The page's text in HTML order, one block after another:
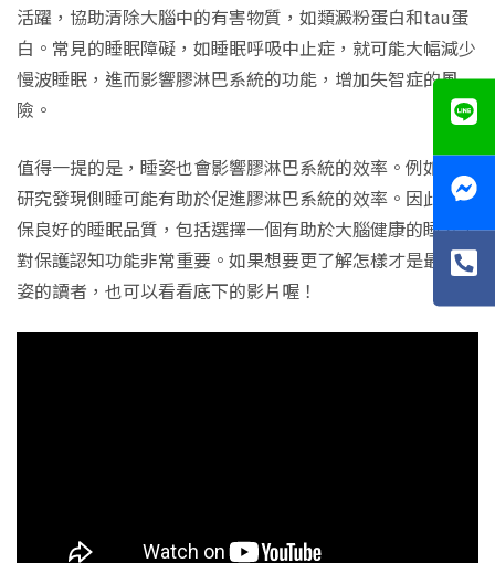
活躍，協助清除大腦中的有害物質，如類澱粉蛋白和tau蛋
白。常見的睡眠障礙，如睡眠呼吸中止症，就可能大幅減少
慢波睡眠，進而影響膠淋巴系統的功能，增加失智症的風
險。
值得一提的是，睡姿也會影響膠淋巴系統的效率。例如，有
研究發現側睡可能有助於促進膠淋巴系統的效率。因此，確
保良好的睡眠品質，包括選擇一個有助於大腦健康的睡姿，
對保護認知功能非常重要。如果想要更了解怎樣才是最佳睡
姿的讀者，也可以看看底下的影片喔！